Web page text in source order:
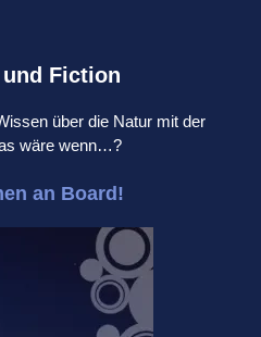
Fiction
über die Natur mit der
wäre wenn…?
an Board!